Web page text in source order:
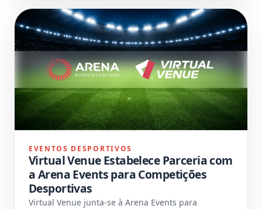
EVENTOS DESPORTIVOS
Virtual Venue Estabelece Parceria com
a Arena Events para Competições
Desportivas
Virtual Venue junta-se à Arena Events para